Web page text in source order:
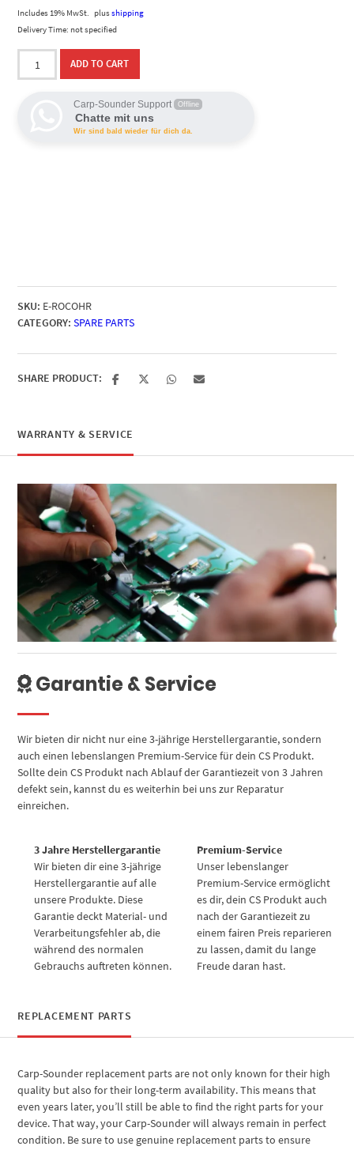
Includes 19% MwSt. plusshipping
Delivery Time: not specified
Replacement
Ears
ADD TO CART
Carp-Sounder Support Offline
Chatte mit uns
Wir sind bald wieder für dich da.
SKU: E-ROCOHR
CATEGORY: SPARE PARTS
SHARE PRODUCT:
WARRANTY & SERVICE
Garantie & Service
Wir bieten dir nicht nur eine 3-jährige Herstellergarantie, sondern
auch einen lebenslangen Premium-Service für dein CS Produkt.
Sollte dein CS Produkt nach Ablauf der Garantiezeit von 3 Jahren
defekt sein, kannst du es weiterhin bei uns zur Reparatur
einreichen.
3 Jahre Herstellergarantie
Wir bieten dir eine 3-jährige
Herstellergarantie auf alle
unsere Produkte. Diese
Garantie deckt Material- und
Verarbeitungsfehler ab, die
während des normalen
Gebrauchs auftreten können.
Premium-Service
Unser lebenslanger
Premium-Service ermöglicht
es dir, dein CS Produkt auch
nach der Garantiezeit zu
einem fairen Preis reparieren
zu lassen, damit du lange
Freude daran hast.
REPLACEMENT PARTS
Carp-Sounder replacement parts are not only known for their high
quality but also for their long-term availability. This means that
even years later, you’ll still be able to find the right parts for your
device. That way, your Carp-Sounder will always remain in perfect
condition. Be sure to use genuine replacement parts to ensure